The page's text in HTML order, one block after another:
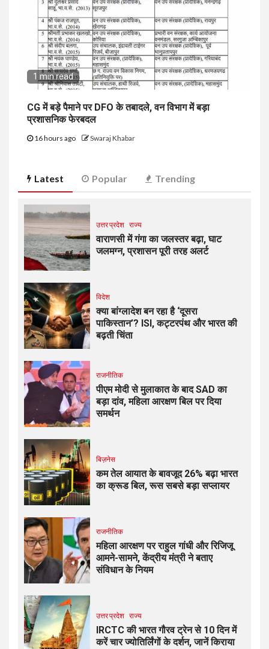
1 min read
CG में बड़े पैमाने पर DFO के तबादले, वन विभाग में बड़ा
प्रशासनिक फेरबदल
16 hours ago Swaraj Khabar
Latest Popular Trending
उत्तर प्रदेश राज्य
वाराणसी में गंगा का जलस्तर बढ़ा, घाट
जलमग्न, प्रशासन पूरी तरह अलर्ट
विदेश
क्या बांग्लादेश बन रहा है ‘दूसरा
पाकिस्तान’? ISI, कट्टरपंथ और भारत की
बढ़ती चिंता
राजनीतिक
पीएम मोदी से मुलाकात के बाद SAD का
बड़ा दांव, महिला आरक्षण बिल पर दिया
समर्थन
बिज़नेस
कम तेल आयात के बावजूद 26% बढ़ा भारत
का क्रूड बिल, रूस सबसे बड़ा सप्लायर
राजनीतिक
महिला आरक्षण पर राहुल गांधी और रिजिजू
आमने-सामने, केंद्रीय मंत्री ने बताए
संविधान के नियम
उत्तर प्रदेश राज्य
IRCTC की भारत गौरव ट्रेन से 10 दिन में
करें चार ज्योतिर्लिंगों के दर्शन, जानें किराया